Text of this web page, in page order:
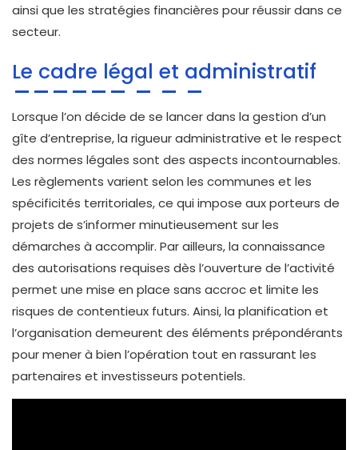
ainsi que les stratégies financières pour réussir dans ce
secteur.
Le cadre légal et administratif
Lorsque l’on décide de se lancer dans la gestion d’un
gîte d’entreprise, la rigueur administrative et le respect
des normes légales sont des aspects incontournables.
Les règlements varient selon les communes et les
spécificités territoriales, ce qui impose aux porteurs de
projets de s’informer minutieusement sur les
démarches à accomplir. Par ailleurs, la connaissance
des autorisations requises dès l’ouverture de l’activité
permet une mise en place sans accroc et limite les
risques de contentieux futurs. Ainsi, la planification et
l’organisation demeurent des éléments prépondérants
pour mener à bien l’opération tout en rassurant les
partenaires et investisseurs potentiels.